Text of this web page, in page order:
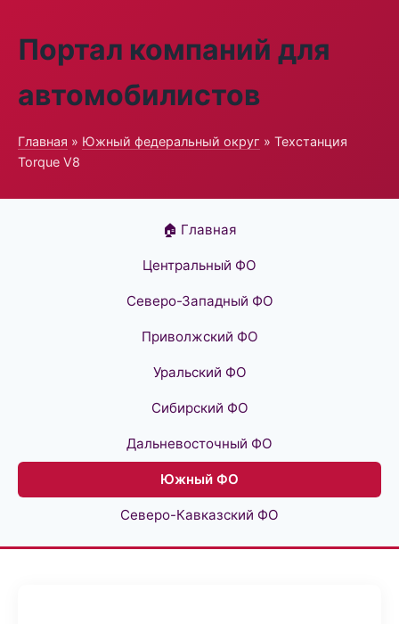
Портал компаний для
автомобилистов
Главная » Южный федеральный округ » Техстанция
Torque V8
🏠 Главная
Центральный ФО
Северо-Западный ФО
Приволжский ФО
Уральский ФО
Сибирский ФО
Дальневосточный ФО
Южный ФО
Северо-Кавказский ФО